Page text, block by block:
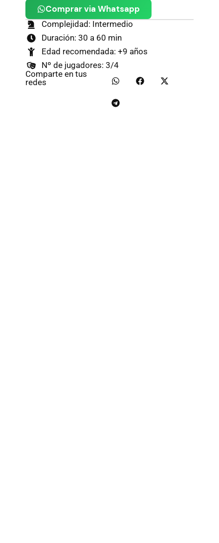
Comprar via Whatsapp
Complejidad: Intermedio
Duración: 30 a 60 min
Edad recomendada: +9 años
Nº de jugadores: 3/4
Comparte en tus
redes